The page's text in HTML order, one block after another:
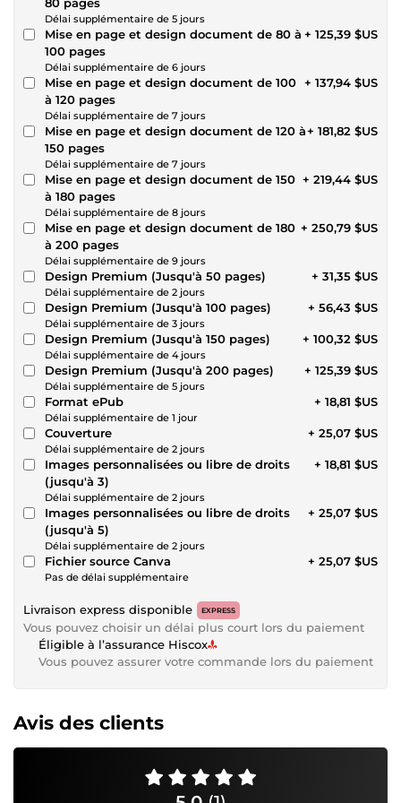
Délai supplémentaire de 5 jours
Mise en page et design document de 80 à
100 pages
Délai supplémentaire de 6 jours
+ 125,39 $US
Mise en page et design document de 100
à 120 pages
Délai supplémentaire de 7 jours
+ 137,94 $US
Mise en page et design document de 120 à
150 pages
Délai supplémentaire de 7 jours
+ 181,82 $US
Mise en page et design document de 150
à 180 pages
Délai supplémentaire de 8 jours
+ 219,44 $US
Mise en page et design document de 180
à 200 pages
Délai supplémentaire de 9 jours
+ 250,79 $US
Design Premium (Jusqu'à 50 pages)
Délai supplémentaire de 2 jours
+ 31,35 $US
Design Premium (Jusqu'à 100 pages)
Délai supplémentaire de 3 jours
+ 56,43 $US
Design Premium (Jusqu'à 150 pages)
Délai supplémentaire de 4 jours
+ 100,32 $US
Design Premium (Jusqu'à 200 pages)
Délai supplémentaire de 5 jours
+ 125,39 $US
Format ePub
Délai supplémentaire de 1 jour
+ 18,81 $US
Couverture
Délai supplémentaire de 2 jours
+ 25,07 $US
Images personnalisées ou libre de droits
(jusqu'à 3)
Délai supplémentaire de 2 jours
+ 18,81 $US
Images personnalisées ou libre de droits
(jusqu'à 5)
Délai supplémentaire de 2 jours
+ 25,07 $US
Fichier source Canva
Pas de délai supplémentaire
+ 25,07 $US
Livraison express disponible EXPRESS
Vous pouvez choisir un délai plus court lors du paiement
Éligible à l’assurance Hiscox
Vous pouvez assurer votre commande lors du paiement
Avis des clients